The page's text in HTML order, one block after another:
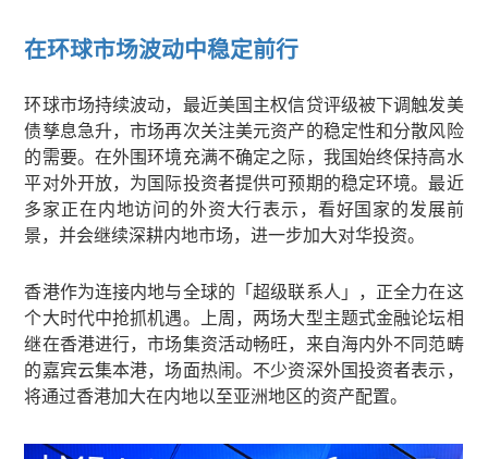
在环球市场波动中稳定前行
环球市场持续波动，最近美国主权信贷评级被下调触发美
债孳息急升，市场再次关注美元资产的稳定性和分散风险
的需要。在外围环境充满不确定之际，我国始终保持高水
平对外开放，为国际投资者提供可预期的稳定环境。最近
多家正在内地访问的外资大行表示，看好国家的发展前
景，并会继续深耕内地市场，进一步加大对华投资。
香港作为连接内地与全球的「超级联系人」，正全力在这
个大时代中抢抓机遇。上周，两场大型主题式金融论坛相
继在香港进行，市场集资活动畅旺，来自海内外不同范畴
的嘉宾云集本港，场面热闹。不少资深外国投资者表示，
将通过香港加大在内地以至亚洲地区的资产配置。